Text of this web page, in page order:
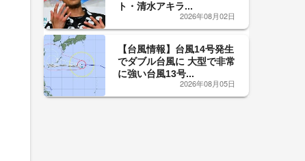
ト・清水アキラ...
2026年08月02日
【台風情報】台風14号発生
でダブル台風に 大型で非常
に強い台風13号...
2026年08月05日